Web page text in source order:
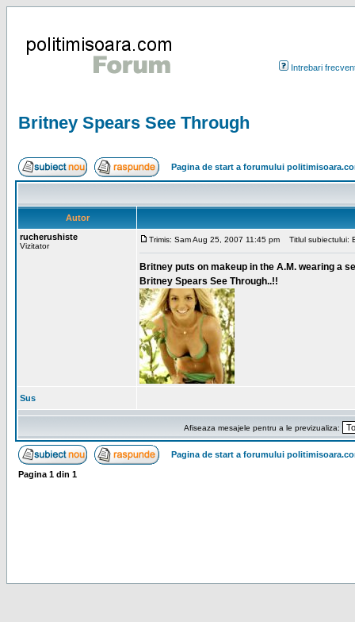
Intrebari
Britney Spears See Through
Pagina de start a forumului
Autor
rucherushiste
Vizitator
Trimis: Sam Aug 25, 2007 11:45 pm Titlul subiectului:
Britney puts on makeup in the A.M. wearing a
Britney Spears See Through..!!
Sus
Afiseaza mesajele pentru a le previzualiza:
Pagina de start a forumului
Pagina 1 din 1